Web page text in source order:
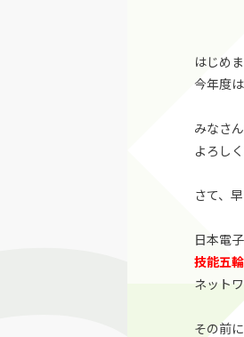
はじめ
今年度
みなさ
よろし
さて、
日本電
技能五
ネット
その前